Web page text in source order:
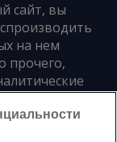
сайт, вы
на нем
прочего,
целей
согласия